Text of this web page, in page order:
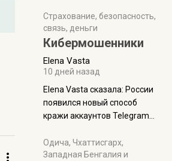
заслужено, и чтобы попасть
на начало тропы показали
водителю карту, иначе
Пошли туда, потому что я
отзывов. По мне – сплошная
физуха, долгий спуск, потом
подъем по этому же пути.
Пока
Страхование, безопасность,
связь, деньги
Кибермошенники
Elena Vasta
10 дней назад
Elena Vasta сказалa: России
появился новый способ
кражи аккаунтов Telegram
Прочитайте! У моих двух
знакомых вот так увели
Одича, Чхаттисгарх,
Западная Бенгалия и